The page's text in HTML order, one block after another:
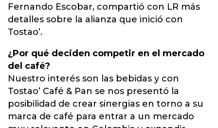
Fernando Escobar, compartió con LR más
detalles sobre la alianza que inició con
Tostao’.
¿Por qué deciden competir en el mercado
del café?
Nuestro interés son las bebidas y con
Tostao’ Café & Pan se nos presentó la
posibilidad de crear sinergias en torno a su
marca de café para entrar a un mercado